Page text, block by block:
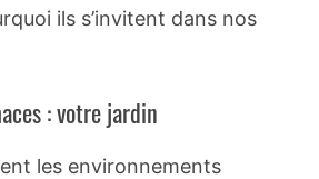
ils s’invitent dans nos
: votre jardin
les environnements